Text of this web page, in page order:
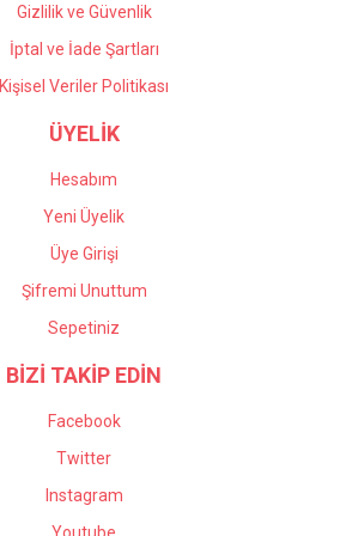
Gizlilik ve Güvenlik
İptal ve İade Şartları
Kişisel Veriler Politikası
ÜYELİK
Hesabım
Yeni Üyelik
Üye Girişi
Şifremi Unuttum
Sepetiniz
BİZİ TAKİP EDİN
Facebook
Twitter
Instagram